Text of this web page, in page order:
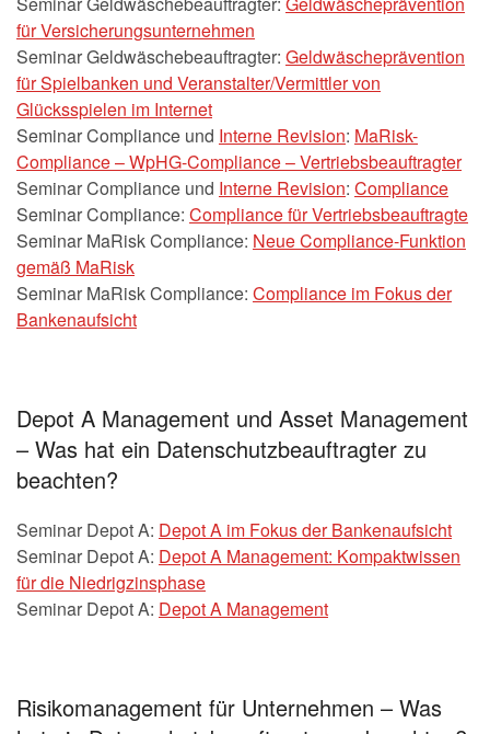
für Versicherungsunternehmen
Seminar Geldwäschebeauftragter: Geldwäscheprävention
für Spielbanken und Veranstalter/Vermittler von
Glücksspielen im Internet
Seminar Compliance und Interne Revision: MaRisk-
Compliance – WpHG-Compliance – Vertriebsbeauftragter
Seminar Compliance und Interne Revision: Compliance
Seminar Compliance: Compliance für Vertriebsbeauftragte
Seminar MaRisk Compliance: Neue Compliance-Funktion
gemäß MaRisk
Seminar MaRisk Compliance: Compliance im Fokus der
Bankenaufsicht
Depot A Management und Asset Management
– Was hat ein Datenschutzbeauftragter zu
beachten?
Seminar Depot A: Depot A im Fokus der Bankenaufsicht
Seminar Depot A: Depot A Management: Kompaktwissen
für die Niedrigzinsphase
Seminar Depot A: Depot A Management
Risikomanagement für Unternehmen – Was